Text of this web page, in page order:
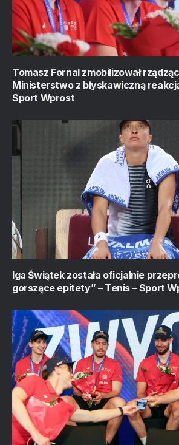
Tomasz Fornal zmobilizował
Ministerstwo z błyskawiczną
Sport Wprost
Iga Świątek została oficjalnie
gorszące epitety” – Tenis – Sport